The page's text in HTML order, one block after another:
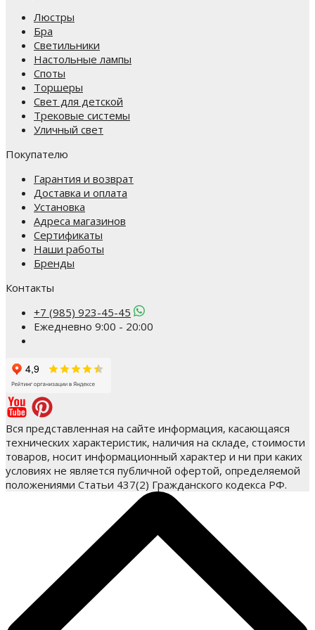
Люстры
Бра
Светильники
Настольные лампы
Споты
Торшеры
Свет для детской
Трековые системы
Уличный свет
Покупателю
Гарантия и возврат
Доставка и оплата
Установка
Адреса магазинов
Сертификаты
Наши работы
Бренды
Контакты
+7 (985) 923-45-45
Ежедневно 9:00 - 20:00
Вся представленная на сайте информация, касающаяся
технических характеристик, наличия на складе, стоимости
товаров, носит информационный характер и ни при каких
условиях не является публичной офертой, определяемой
положениями Статьи 437(2) Гражданского кодекса РФ.